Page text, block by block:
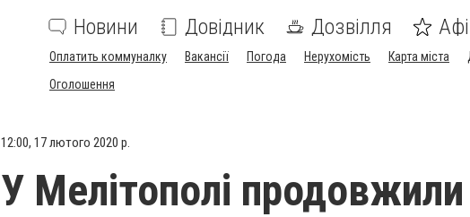
Новини Довідник Дозвілля
Оплатить коммуналку Вакансії Погода Нерухомість Карта міста
Оголошення
12:00, 17 лютого 2020 р.
У Мелітополі